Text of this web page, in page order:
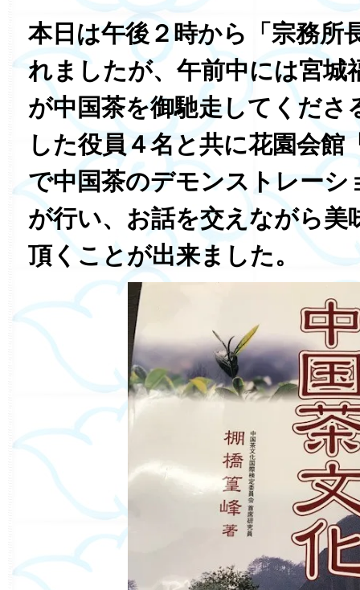
本日は午後２時から「宗務所
れましたが、午前中には宮城
が中国茶を御馳走してくださ
した役員４名と共に花園会館
で中国茶のデモンストレーシ
が行い、お話を交えながら美
頂くことが出来ました。